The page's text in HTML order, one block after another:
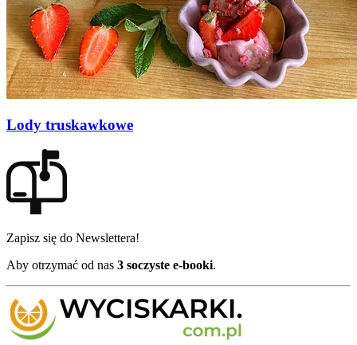
Lody truskawkowe
Zapisz się do Newslettera!
Aby otrzymać od nas 3 soczyste e-booki.